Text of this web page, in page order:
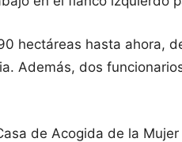
hectáreas hasta ahora,
Además, dos
de Acogida de la